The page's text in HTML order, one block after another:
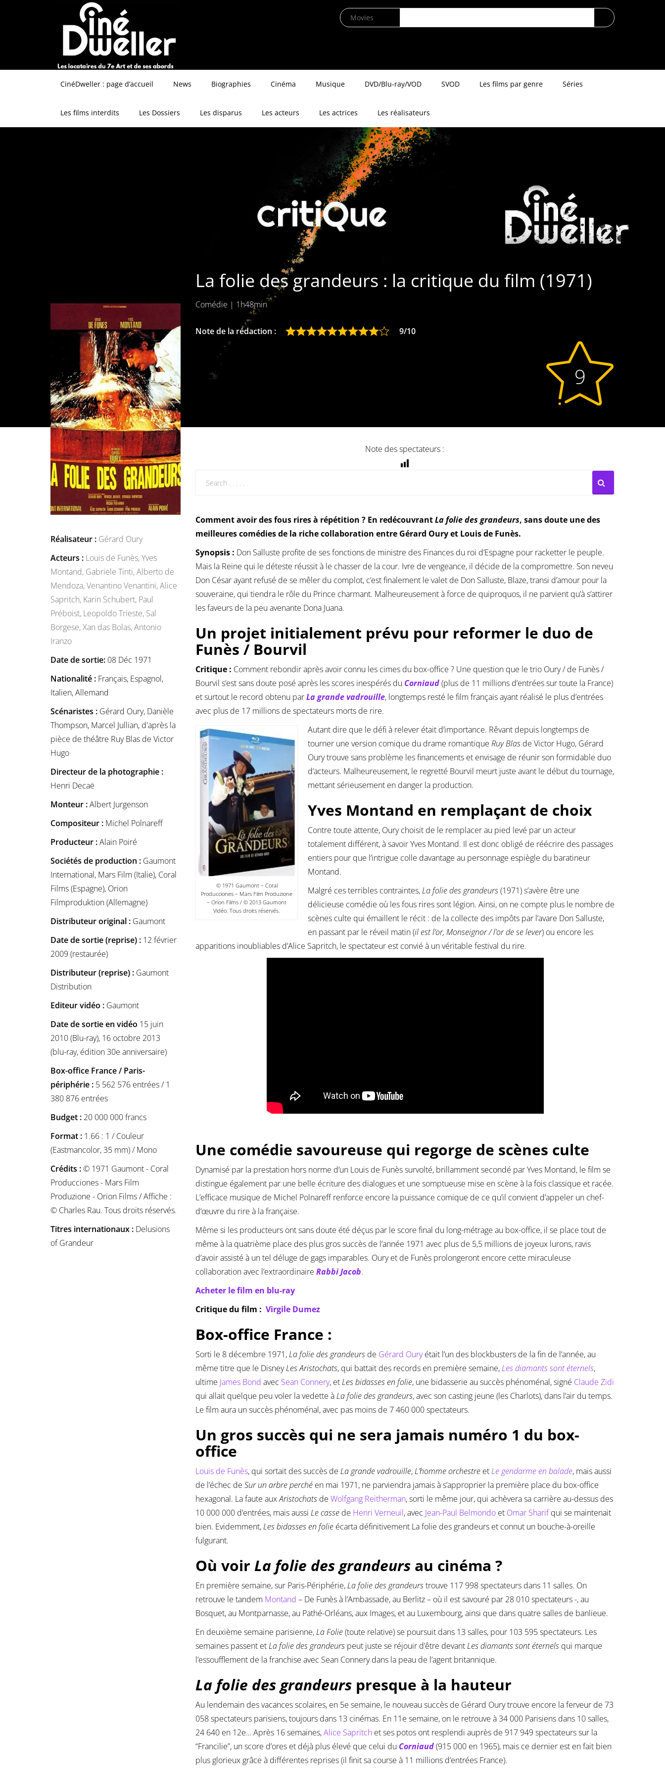
CinéDweller : page d’accueil News Biographies Cinéma Musique DVD/Blu-ray/VOD SVOD Les films par genre Séries
Les films interdits Les Dossiers Les disparus Les acteurs Les actrices Les réalisateurs
La folie des grandeurs : la critique du film (1971)
Comédie | 1h48min
Note de la rédaction : 9/10
9
Réalisateur : Gérard Oury
Acteurs : Louis de Funès,Yves
Montand, Gabriele Tinti,Alberto de
Mendoza,Venantino Venantini,Alice
Sapritch, Karin Schubert, Paul
Préboist, Leopoldo Trieste, Sal
Borgese,Xan das Bolas,Antonio
Iranzo
Date de sortie: 08 Déc 1971
Nationalité : Français, Espagnol,
Italien, Allemand
Scénaristes : Gérard Oury, Danièle
Thompson, Marcel Jullian, d'après la
pièce de théâtre Ruy Blas de Victor
Hugo
Directeur de la photographie :
Henri Decaë
Monteur :Albert Jurgenson
Compositeur : Michel Polnareff
Producteur :Alain Poiré
Sociétés de production : Gaumont
International, Mars Film (Italie), Coral
Films (Espagne), Orion
Filmproduktion (Allemagne)
Distributeur original : Gaumont
Date de sortie (reprise) : 12 février
2009 (restaurée)
Distributeur (reprise) : Gaumont
Distribution
Editeur vidéo : Gaumont
Date de sortie en vidéo 15 juin
2010 (Blu-ray), 16 octobre 2013
(blu-ray, édition 30e anniversaire)
Box-office France / Paris-
périphérie : 5 562 576 entrées / 1
380 876 entrées
Budget : 20 000 000 francs
Format : 1.66 : 1 / Couleur
(Eastmancolor, 35 mm) / Mono
Crédits :© 1971 Gaumont - Coral
Producciones - Mars Film
Produzione - Orion Films / Affiche :
© Charles Rau. Tous droits réservés.
Titres internationaux : Delusions
of Grandeur
Note des spectateurs :
Comment avoir des fous rires à répétition ? En redécouvrantLa folie des grandeurs, sans doute une des
meilleures comédies de la riche collaboration entre Gérard Oury et Louis de Funès.
Synopsis : Don Salluste profite de ses fonctions de ministre des Finances du roi d’Espagne pour racketter le peuple.
Mais la Reine qui le déteste réussit à le chasser de la cour. Ivre de vengeance, il décide de la compromettre. Son neveu
Don César ayant refusé de se mêler du complot, c’est finalement le valet de Don Salluste, Blaze, transi d’amour pour la
souveraine, qui tiendra le rôle du Prince charmant. Malheureusement à force de quiproquos, il ne parvient qu’à s’attirer
les faveurs de la peu avenante Dona Juana.
Un projet initialement prévu pour reformer le duo de
Funès / Bourvil
Critique : Comment rebondir après avoir connu les cimes du box-office ? Une question que le trio Oury / de Funès /
Bourvil s’est sans doute posé après les scores inespérés du Corniaud(plus de 11 millions d’entrées sur toute la France)
et surtout le record obtenu parLa grande vadrouille, longtemps resté le film français ayant réalisé le plus d’entrées
avec plus de 17 millions de spectateurs morts de rire.
© 1971 Gaumont – Coral
Producciones – Mars Film Produzione
– Orion Films / © 2013 Gaumont
Vidéo. Tous droits réservés.
Autant dire que le défi à relever était d’importance. Rêvant depuis longtemps de
tourner une version comique du drame romantique Ruy Blas de Victor Hugo, Gérard
Oury trouve sans problème les financements et envisage de réunir son formidable duo
d’acteurs. Malheureusement, le regretté Bourvil meurt juste avant le début du tournage,
mettant sérieusement en danger la production.
Yves Montand en remplaçant de choix
Contre toute attente, Oury choisit de le remplacer au pied levé par un acteur
totalement différent, à savoir Yves Montand. Il est donc obligé de réécrire des passages
entiers pour que l’intrigue colle davantage au personnage espiègle du baratineur
Montand.
Malgré ces terribles contraintes,La folie des grandeurs(1971) s’avère être une
délicieuse comédie où les fous rires sont légion. Ainsi, on ne compte plus le nombre de
scènes culte qui émaillent le récit : de la collecte des impôts par l’avare Don Salluste,
en passant par le réveil matin (il est l’or, Monseignor / l’or de se lever) ou encore les
apparitions inoubliables d’Alice Sapritch, le spectateur est convié à un véritable festival du rire.
Une comédie savoureuse qui regorge de scènes culte
Dynamisé par la prestation hors norme d’un Louis de Funès survolté, brillamment secondé par Yves Montand, le film se
distingue également par une belle écriture des dialogues et une somptueuse mise en scène à la fois classique et racée.
L’efficace musique de Michel Polnareff renforce encore la puissance comique de ce qu’il convient d’appeler un chef-
d’œuvre du rire à la française.
Même si les producteurs ont sans doute été déçus par le score final du long-métrage au box-office, il se place tout de
même à la quatrième place des plus gros succès de l’année 1971 avec plus de 5,5 millions de joyeux lurons, ravis
d’avoir assisté à un tel déluge de gags imparables. Oury et de Funès prolongeront encore cette miraculeuse
collaboration avec l’extraordinaire Rabbi Jacob.
Acheter le film en blu-ray
Critique du film : Virgile Dumez
Box-office France :
Sorti le 8 décembre 1971,La folie des grandeurs de Gérard Ouryétait l’un des blockbusters de la fin de l’année, au
même titre que le DisneyLes Aristochats, qui battait des records en première semaine,Les diamants sont éternels,
ultime James Bond avec Sean Connery, etLes bidasses en folie, une bidasserie au succès phénoménal, signé Claude Zidi
qui allait quelque peu voler la vedette àLa folie des grandeurs, avec son casting jeune (les Charlots), dans l’air du temps.
Le film aura un succès phénoménal, avec pas moins de 7 460 000 spectateurs.
Un gros succès qui ne sera jamais numéro 1 du box-
office
Louis de Funès, qui sortait des succès de La grande vadrouille,L’homme orchestre etLe gendarme en balade, mais aussi
de l’échec de Sur un arbre perché en mai 1971, ne parviendra jamais à s’approprier la première place du box-office
hexagonal. La faute auxAristochats de Wolfgang Reitherman, sorti le même jour, qui achèvera sa carrière au-dessus des
10 000 000 d’entrées, mais aussi Le casse de Henri Verneuil, avec Jean-Paul Belmondo et Omar Sharifqui se maintenait
bien. Evidemment,Les bidasses en folie écarta définitivement La folie des grandeurs et connut un bouche-à-oreille
fulgurant.
Où voir La folie des grandeurs au cinéma ?
En première semaine, sur Paris-Périphérie,La folie des grandeurstrouve 117 998 spectateurs dans 11 salles. On
retrouve le tandem Montand – De Funès à l’Ambassade, au Berlitz – où il est savouré par 28 010 spectateurs -, au
Bosquet, au Montparnasse, au Pathé-Orléans, aux Images, et au Luxembourg, ainsi que dans quatre salles de banlieue.
En deuxième semaine parisienne,La Folie(toute relative) se poursuit dans 13 salles, pour 103 595 spectateurs. Les
semaines passent etLa folie des grandeurs peut juste se réjouir d’être devantLes diamants sont éternels qui marque
l’essoufflement de la franchise avec Sean Connery dans la peau de l’agent britannique.
La folie des grandeurs presque à la hauteur
Au lendemain des vacances scolaires, en 5e semaine, le nouveau succès de Gérard Oury trouve encore la ferveur de 73
058 spectateurs parisiens, toujours dans 13 cinémas. En 11e semaine, on le retrouve à 34 000 Parisiens dans 10 salles,
24 640 en 12e… Après 16 semaines,Alice Sapritch et ses potos ont resplendi auprès de 917 949 spectateurs sur la
“Francilie”, un score d’ores et déjà plus élevé que celui du Corniaud(915 000 en 1965), mais ce dernier est en fait bien
plus glorieux grâce à différentes reprises (il finit sa course à 11 millions d’entrées France).